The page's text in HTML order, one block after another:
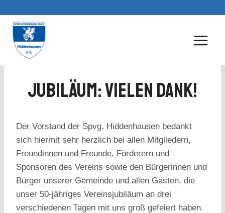
Inhalt
springen
Jubiläum: Vielen Dank!
Der Vorstand der Spvg. Hiddenhausen bedankt
sich hiermit sehr herzlich bei allen Mitgliedern,
Freundinnen und Freunde, Förderern und
Sponsoren des Vereins sowie den Bürgerinnen und
Bürger unserer Gemeinde und allen Gästen, die
unser 50-jähriges Vereinsjubiläum an drei
verschiedenen Tagen mit uns groß gefeiert haben.